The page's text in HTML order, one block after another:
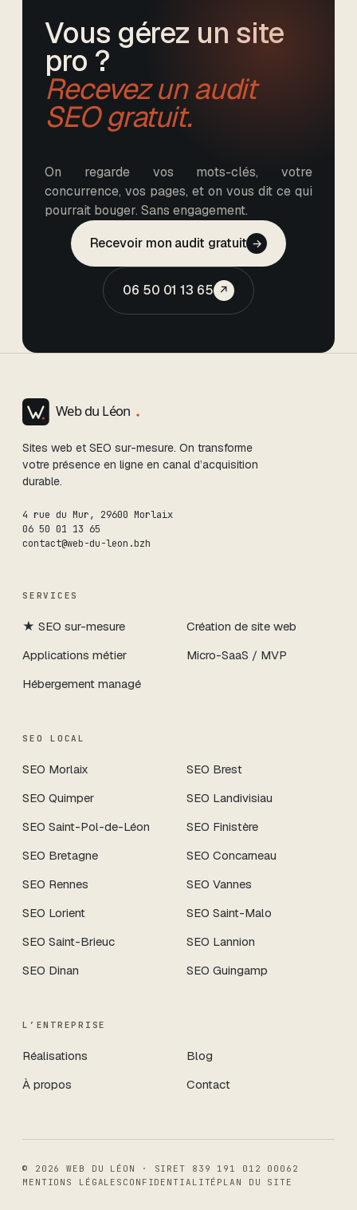
Vous gérez un site
pro ?
Recevez un audit
SEO gratuit.
On regarde vos mots-clés, votre
concurrence, vos pages, et on vous dit ce qui
pourrait bouger. Sans engagement.
Recevoir mon audit gratuit →
06 50 01 13 65 ↗
Sites web et SEO sur-mesure. On transforme
votre présence en ligne en canal d’acquisition
durable.
4 rue du Mur, 29600 Morlaix
06 50 01 13 65
contact@web-du-leon.bzh
SERVICES
★ SEO sur-mesure
Création de site web
Applications métier
Micro-SaaS / MVP
Hébergement managé
SEO LOCAL
SEO Morlaix SEO Brest
SEO Quimper SEO Landivisiau
SEO Saint-Pol-de-Léon SEO Finistère
SEO Bretagne SEO Concarneau
SEO Rennes SEO Vannes
SEO Lorient SEO Saint-Malo
SEO Saint-Brieuc SEO Lannion
SEO Dinan SEO Guingamp
L’ENTREPRISE
Réalisations
Blog
À propos
Contact
© 2026 WEB DU LÉON · SIRET 839 191 012 00062
MENTIONS LÉGALES CONFIDENTIALITÉ PLAN DU SITE